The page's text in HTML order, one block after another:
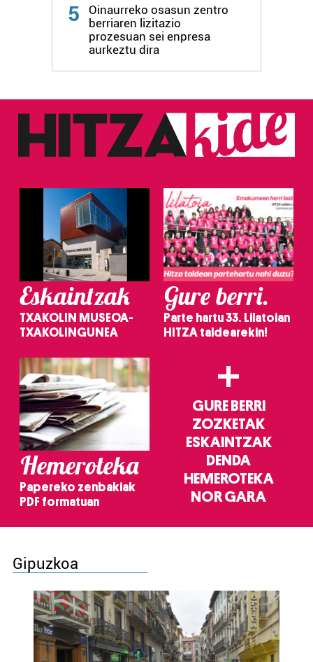
5
Oinaurreko osasun zentro
berriaren lizitazio
prozesuan sei enpresa
aurkeztu dira
Eskaintzak
TXAKOLIN MUSEOA-
TXAKOLINGUNEA
Gure berri.
Parte hartu 33. Lilatoian
HITZA taldearekin!
Hemeroteka
Papereko zenbakiak
PDF formatuan
+
GURE BERRI
ZOZKETAK
ESKAINTZAK
DENDA
HEMEROTEKA
NOR GARA
Gipuzkoa